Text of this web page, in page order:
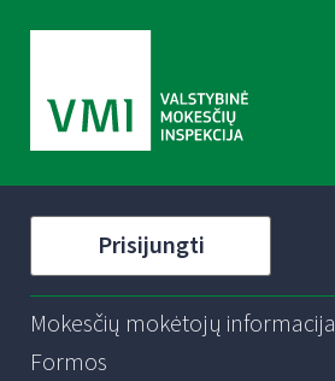
Prisijungti
Mokesčių mokėtojų informacija
Formos